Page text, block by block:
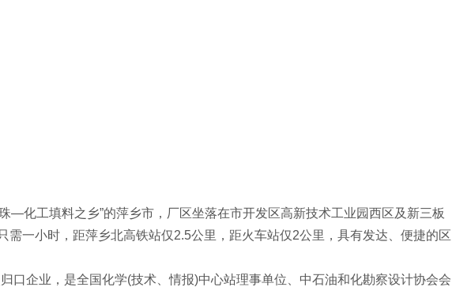
—化工填料之乡”的萍乡市，厂区坐落在市开发区高新技术工业园西区及新三板
一小时，距萍乡北高铁站仅2.5公里，距火车站仅2公里，具有发达、便捷的区
企业，是全国化学(技术、情报)中心站理事单位、中石油和化勘察设计协会会